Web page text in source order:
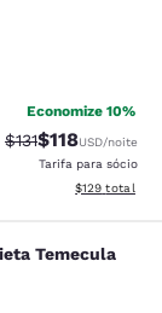
1085 avaliações
Economize 10%
Tarifa anterior
$131Tarifa com
$118USD/noite
Tarifa para sócio
Exibir
$129 total
Temecula